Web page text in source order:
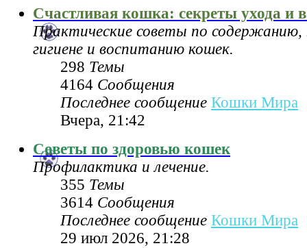
Счастливая кошка: секреты ухода и
Практические советы по содержанию,
гигиене и воспитанию кошек.
298 Темы
4164 Сообщения
Последнее сообщение Кошки Мира
Вчера, 21:42
Советы по здоровью кошек
Профилактика и лечение.
355 Темы
3614 Сообщения
Последнее сообщение Кошки Мира
29 июл 2026, 21:28